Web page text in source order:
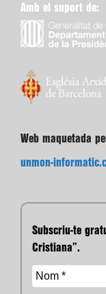
Amb el suport de:
Web maquetada
unmon-
Subscriu-te
Cristiana”.